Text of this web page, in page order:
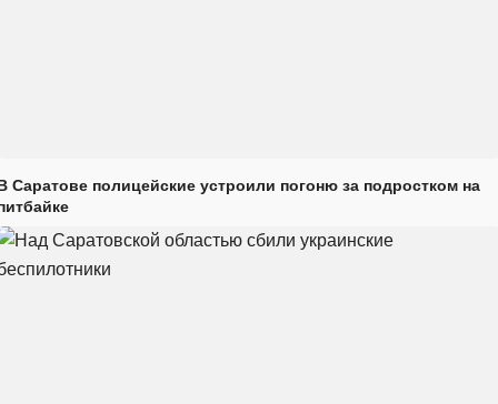
Саратове полицейские устроили погоню за подростком на